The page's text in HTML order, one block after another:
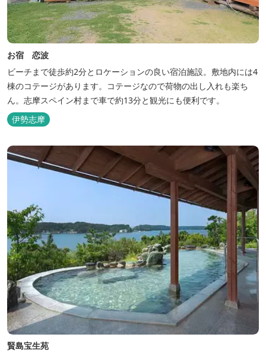
お宿 恋波
ビーチまで徒歩約2分とロケーションの良い宿泊施設。敷地内には4
棟のコテージがあります。コテージなので荷物の出し入れも楽ち
ん。志摩スペイン村まで車で約13分と観光にも便利です。
伊勢志摩
賢島宝生苑